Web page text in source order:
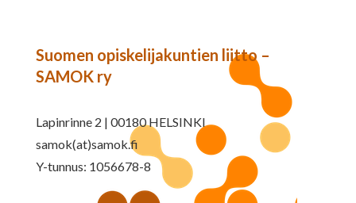
Suomen opiskelijakuntien liitto –
SAMOK ry
Lapinrinne 2 | 00180 HELSINKI
samok(at)samok.fi
Y-tunnus: 1056678-8